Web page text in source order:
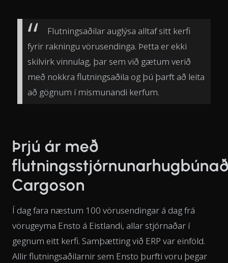
Flutningsaðilar auglýsa alltaf sitt kerfi
fyrir rakningu vörusendinga. Þetta er ekki
skilvirk vinnulag, þar sem við gætum verið
með nokkra flutningsaðila og þú þarft að leita
að gögnum í mismunandi kerfum.
Þrjú ár með
Cargoson
Í dag fara næstum 100 vörusendingar á dag frá
vörugeyma Ensto á Eistlandi, allar stjórnaðar í
gegnum eitt kerfi. Samþætting við ERP var einföld.
Allir flutningsaðilarnir sem Ensto þurfti voru þegar